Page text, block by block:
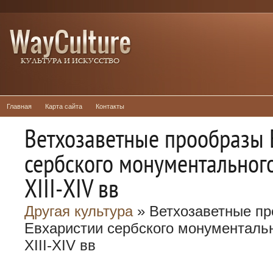
Главная Карта сайта Контакты
Ветхозаветные прообразы
сербского
XIII-XIV вв
Другая культура» Ветхозаветные
Евхаристии сербского
XIII-XIV вв